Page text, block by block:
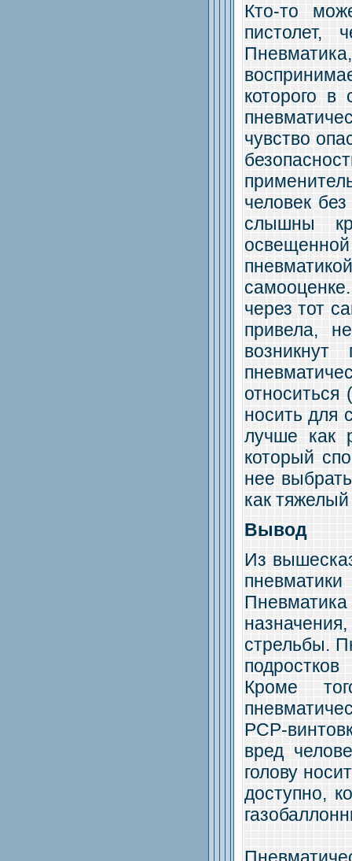
Кто-то
пистолет,
которого
чувство
человек
слышны
через тот
привела,
относиться
носить для
лучше как
который
нее
как
Вывод
Из
стрельбы.
Кроме
PCP-
вред
голову
доступно,